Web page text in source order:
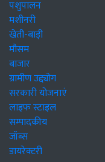
पशुपालन
मशीनरी
खेती-बाड़ी
मौसम
बाजार
ग्रामीण उद्द्योग
सरकारी योजनाएं
लाइफ स्टाइल
सम्पादकीय
जॉब्स
डायरेक्टरी